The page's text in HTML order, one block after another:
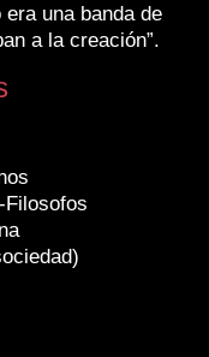
era una banda de
a la creación”.